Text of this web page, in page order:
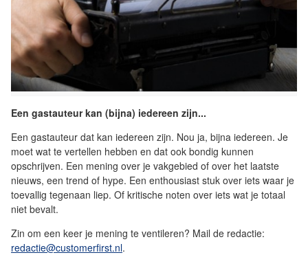
Een gastauteur kan (bijna) iedereen zijn...
Een gastauteur dat kan iedereen zijn. Nou ja, bijna iedereen. Je
moet wat te vertellen hebben en dat ook bondig kunnen
opschrijven. Een mening over je vakgebied of over het laatste
nieuws, een trend of hype. Een enthousiast stuk over iets waar je
toevallig tegenaan liep. Of kritische noten over iets wat je totaal
niet bevalt.
Zin om een keer je mening te ventileren? Mail de redactie:
redactie@customerfirst.nl.